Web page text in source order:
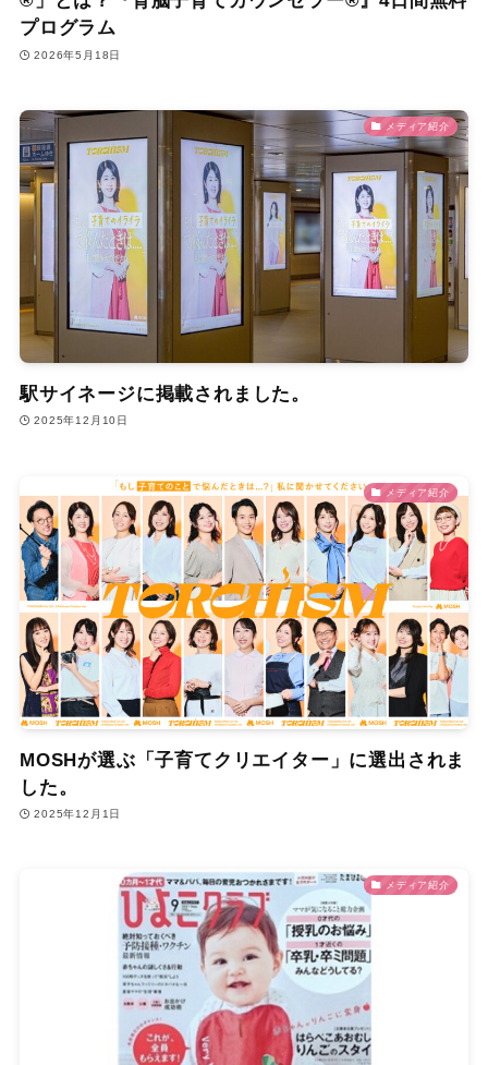
プログラム
2026年5月18日
メディア紹介
駅サイネージに掲載されました。
2025年12月10日
メディア紹介
MOSHが選ぶ「子育てクリエイター」に選出されま
した。
2025年12月1日
メディア紹介